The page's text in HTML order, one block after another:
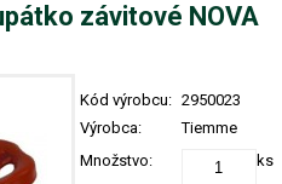
závitové NOVA
Kód výrobcu: 2950023
Výrobca:
Tiemme
Množstvo:
ks